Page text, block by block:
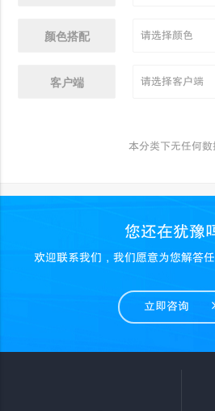
颜色搭配
客户端
本分类下无任何数
您还在犹豫
欢迎联系我们，我们愿意为您解答
立即咨询